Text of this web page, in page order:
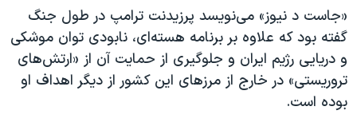
«جاست د نیوز» می‌نویسد پرزیدنت ترامپ در طول جنگ
گفته بود که علاوه بر برنامه هسته‌ای، نابودی توان موشکی
و دریایی رژیم ایران و جلوگیری از حمایت آن از «ارتش‌های
تروریستی» در خارج از مرزهای این کشور از دیگر اهداف او
بوده است.